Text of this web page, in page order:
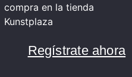
compra en la tienda
Kunstplaza
Regístrate ahora